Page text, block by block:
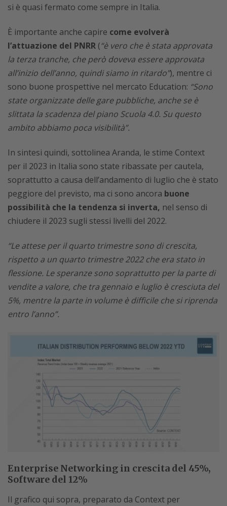
si è quasi fermato come sempre in Italia.
È importante anche capire come evolverà
l’attuazione del PNRR (“è vero che è stata approvata
la terza tranche, che però doveva essere approvata
all’inizio dell’anno, quindi siamo in ritardo”), mentre ci
sono buone prospettive nel mercato Education: “Sono
state organizzate delle gare pubbliche, anche se è
slittata la scadenza del piano Scuola 4.0. Su questo
ambito abbiamo poca visibilità”.
In sintesi quindi, sottolinea Aranda, le stime Context
per il 2023 in Italia sono state ribassate per cautela,
soprattutto a causa dell’andamento di luglio che è stato
peggiore del previsto, ma ci sono ancora buone
possibilità che la tendenza si inverta, nel senso di
chiudere il 2023 sugli stessi livelli del 2022.
“Le attese per il quarto trimestre sono di crescita,
rispetto a un quarto trimestre 2022 che era stato in
flessione. Le speranze sono soprattutto per la parte di
vendite a valore, che tra gennaio e luglio è cresciuta del
5%, mentre la parte in volume è difficile che si riprenda
entro l’anno”.
Enterprise Networking in crescita del 45%,
Software del 12%
Il grafico qui sopra, preparato da Context per